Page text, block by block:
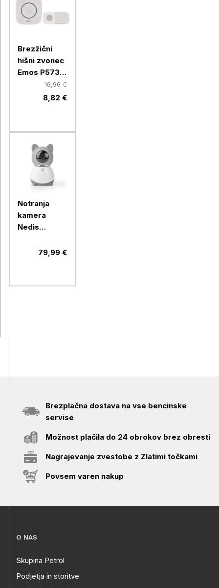
Brezžični
hišni zvonec
Emos P5737
za vtičnico
16,96 €
8,82 €
Notranja
kamera
Nedis
Full HD, Wi-
79,99 €
Brezplačna dostava na vse bencinske
servise
Možnost plačila do 24 obrokov brez obresti
Nagrajevanje zvestobe z Zlatimi točkami
Povsem varen nakup
O NAS
Skupina Petrol
Podjetja in storitve